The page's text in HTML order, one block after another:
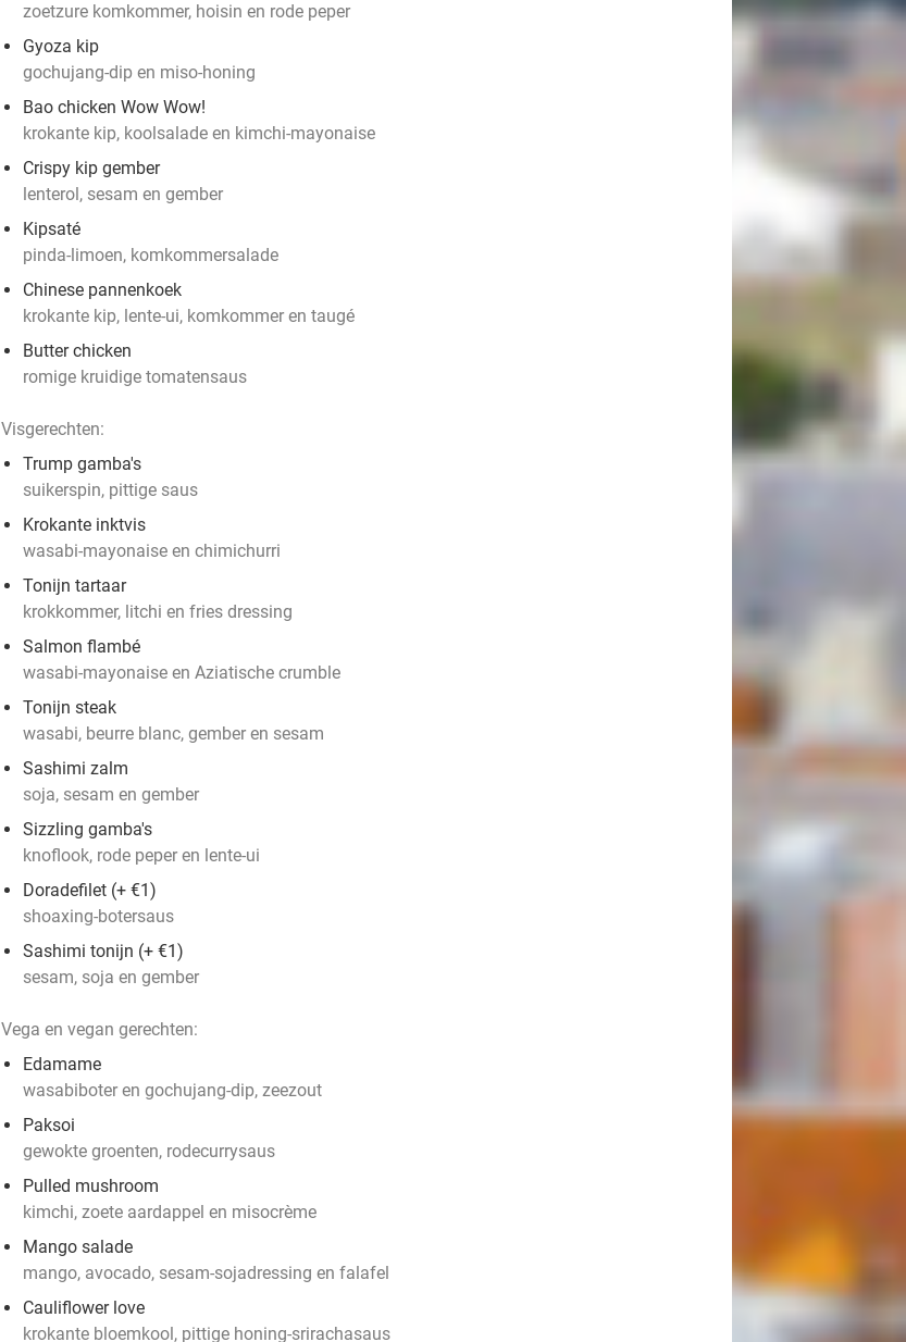
zoetzure komkommer, hoisin en rode peper
Gyoza kip
gochujang-dip en miso-honing
Bao chicken Wow Wow!
krokante kip, koolsalade en kimchi-mayonaise
Crispy kip gember
lenterol, sesam en gember
Kipsaté
pinda-limoen, komkommersalade
Chinese pannenkoek
krokante kip, lente-ui, komkommer en taugé
Butter chicken
romige kruidige tomatensaus
Visgerechten:
Trump gamba's
suikerspin, pittige saus
Krokante inktvis
wasabi-mayonaise en chimichurri
Tonijn tartaar
krokkommer, litchi en fries dressing
Salmon flambé
wasabi-mayonaise en Aziatische crumble
Tonijn steak
wasabi, beurre blanc, gember en sesam
Sashimi zalm
soja, sesam en gember
Sizzling gamba's
knoflook, rode peper en lente-ui
Doradefilet (+ €1)
shoaxing-botersaus
Sashimi tonijn (+ €1)
sesam, soja en gember
Vega en vegan gerechten:
Edamame
wasabiboter en gochujang-dip, zeezout
Paksoi
gewokte groenten, rodecurrysaus
Pulled mushroom
kimchi, zoete aardappel en misocrème
Mango salade
mango, avocado, sesam-sojadressing en falafel
Cauliflower love
krokante bloemkool, pittige honing-srirachasaus